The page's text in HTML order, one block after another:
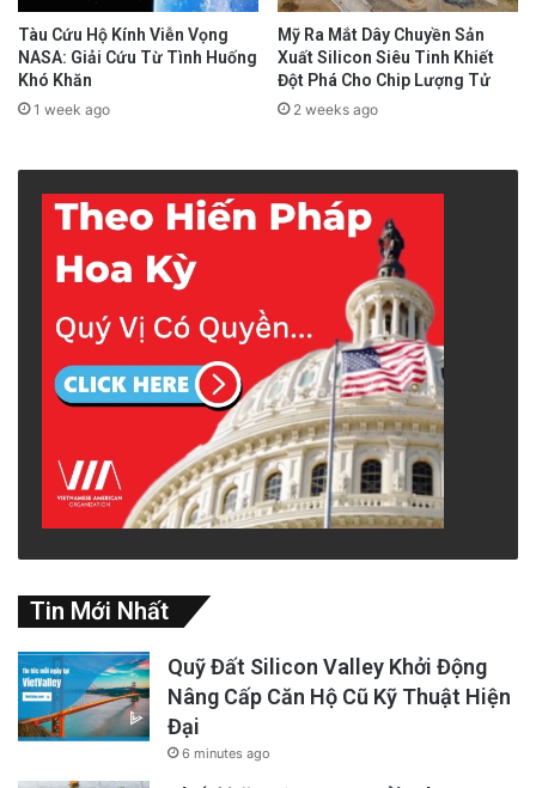
Tàu Cứu Hộ Kính Viễn Vọng
NASA: Giải Cứu Từ Tình Huống
Khó Khăn
1 week ago
Mỹ Ra Mắt Dây Chuyền Sản
Xuất Silicon Siêu Tinh Khiết
Đột Phá Cho Chip Lượng Tử
2 weeks ago
Tin Mới Nhất
Quỹ Đất Silicon Valley Khởi Động
Nâng Cấp Căn Hộ Cũ Kỹ Thuật Hiện
Đại
6 minutes ago